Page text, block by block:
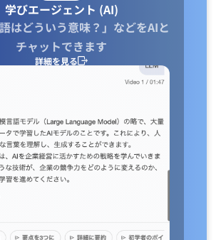
学びエージェント (AI)
語はどういう意味？」などをAIと
チャットできます
詳細を見る